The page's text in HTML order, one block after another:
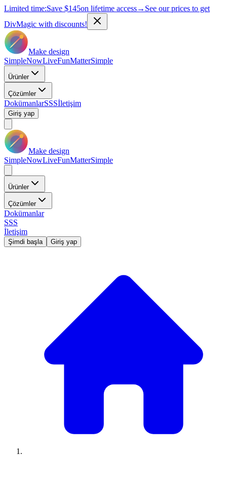
Limited time:Save $145on lifetime access→ See our prices to get
DivMagic with discounts!
Make design
SimpleNowLiveFunMatterSimple
Ürünler
Çözümler
DokümanlarSSSİletişim
Giriş yap
Make design
SimpleNowLiveFunMatterSimple
Ürünler
Çözümler
Dokümanlar
SSS
İletişim
Şimdi başla Giriş yap